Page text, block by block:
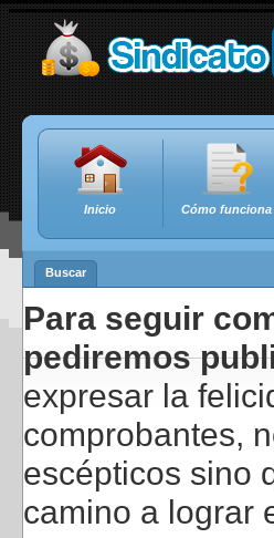
Inicio Cómo funciona
Buscar
Para seguir
pediremos
expresar la
comprobantes,
escépticos sino
camino a lograr